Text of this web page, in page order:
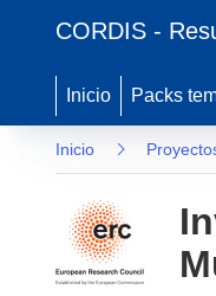
CORDIS -
Inicio Packs
Inicio